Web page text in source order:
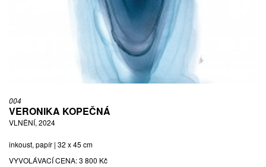
004
VERONIKA KOPEČNÁ
VLNĚNÍ, 2024
inkoust, papír | 32 x 45 cm
VYVOLÁVACÍ CENA:3 800 Kč